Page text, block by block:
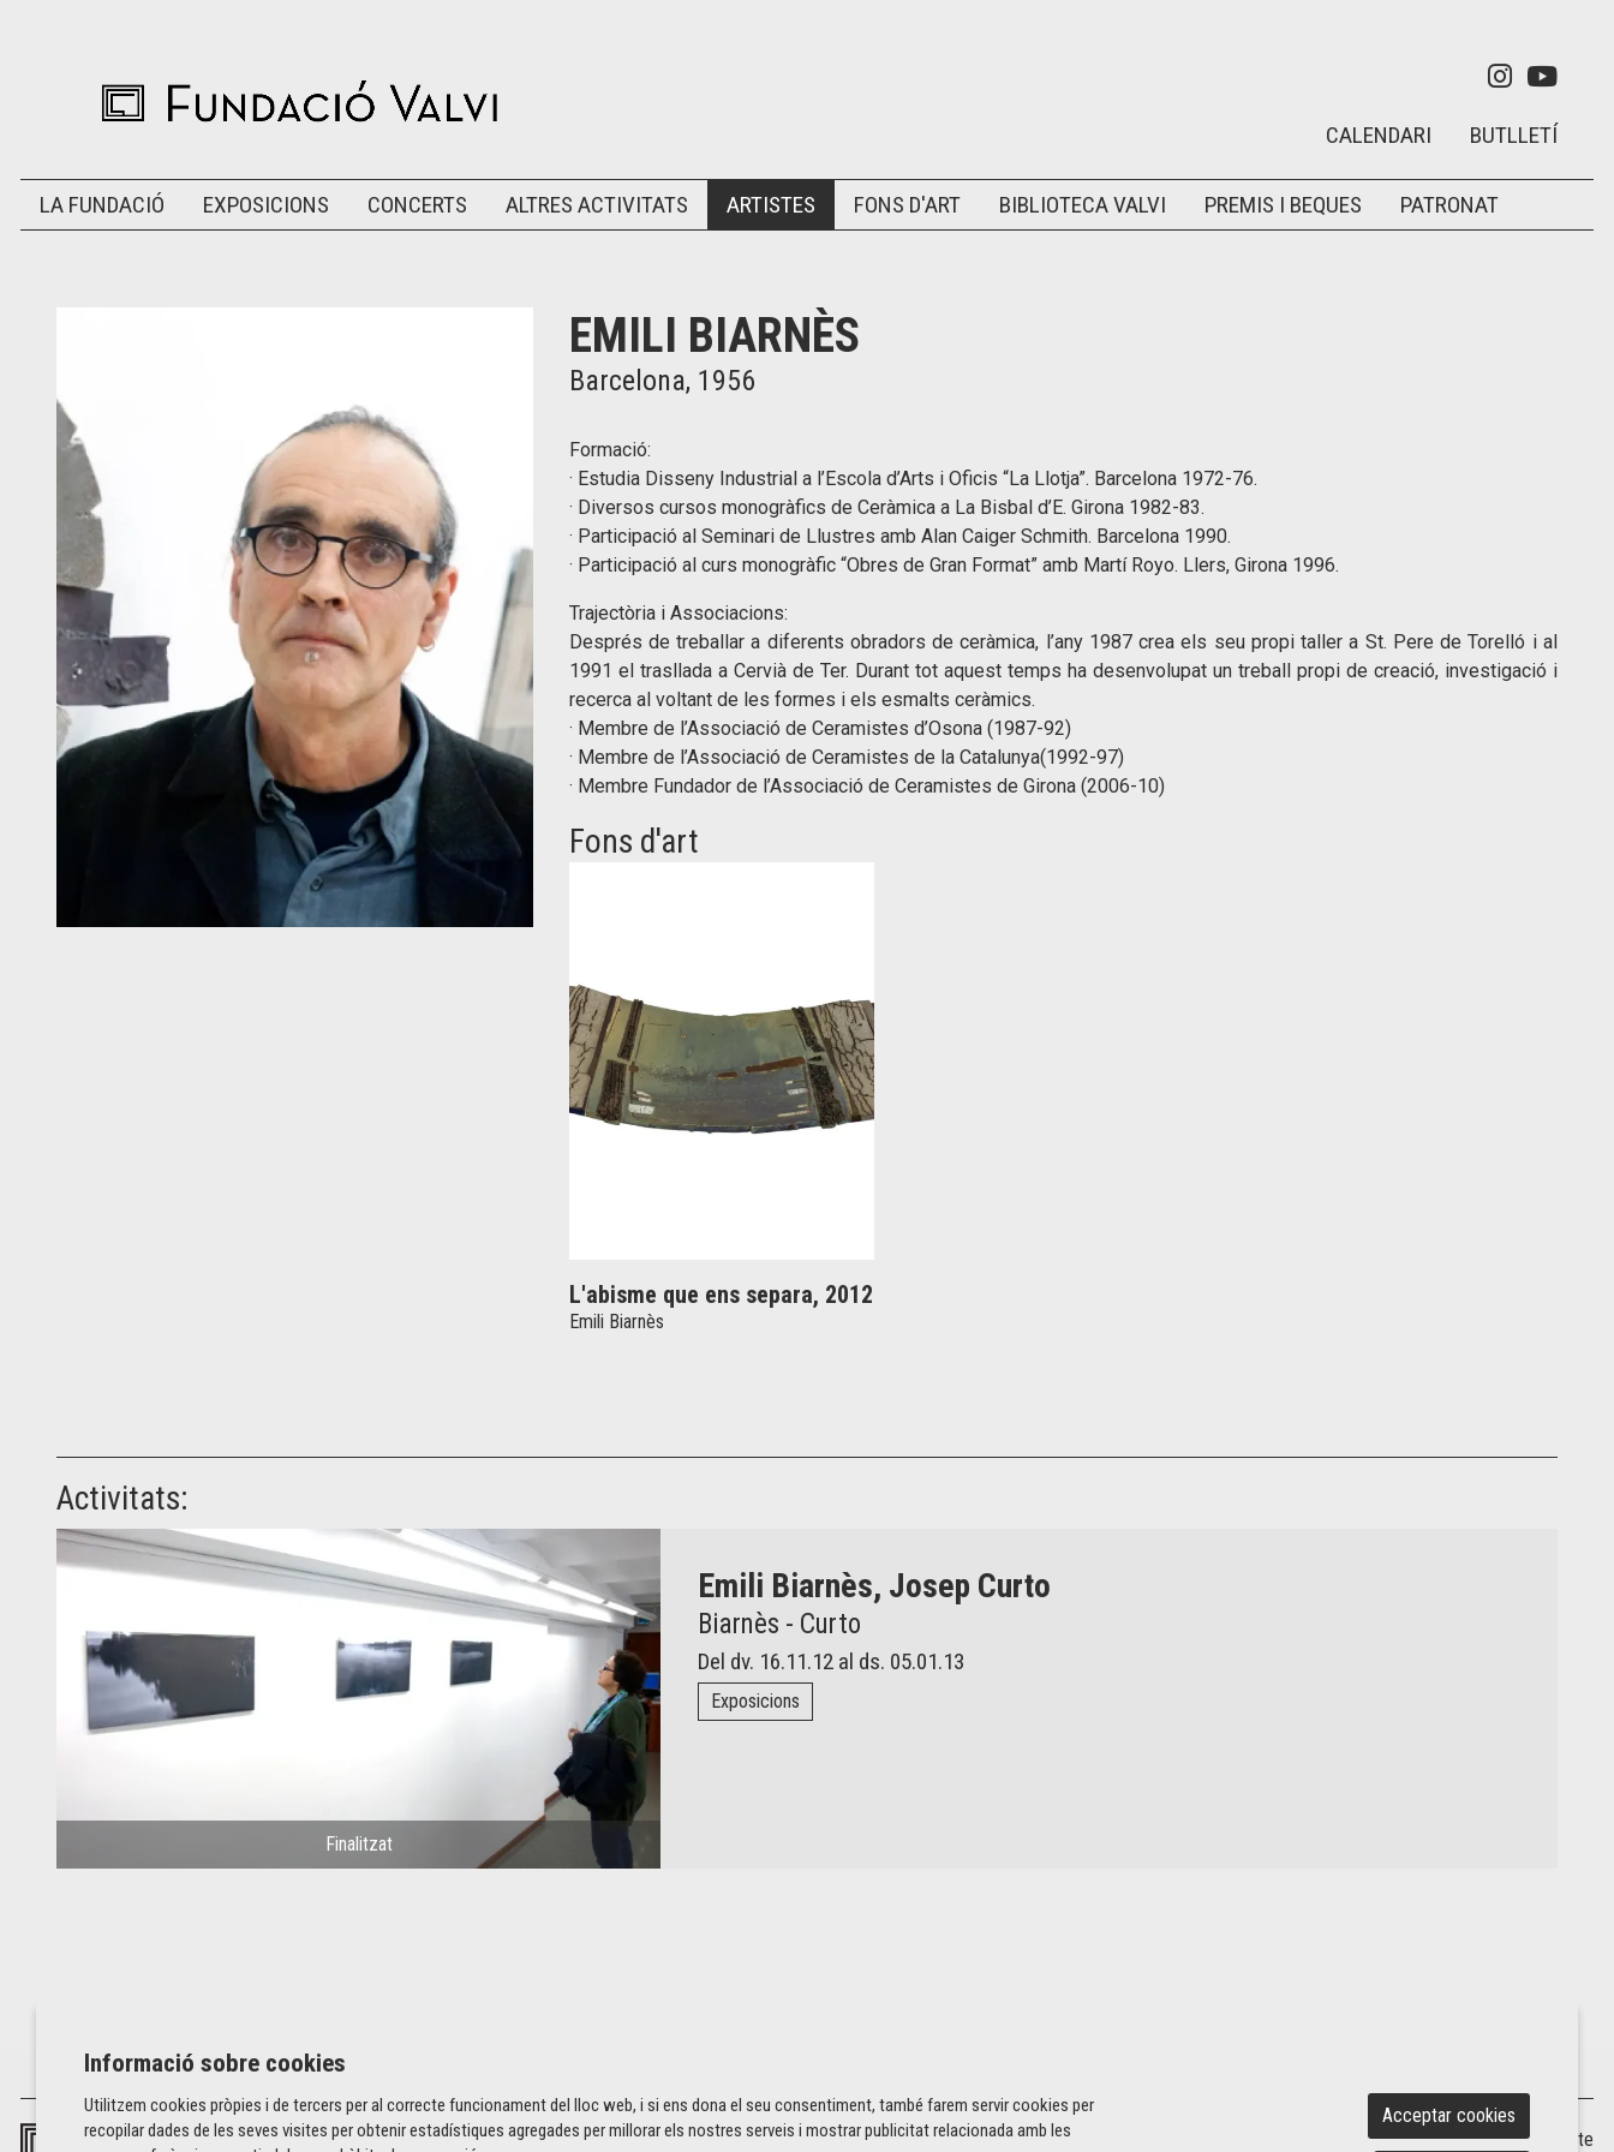
Link aLink
BUTLLETÍ
CALENDARI
LA FUNDACIÓ EXPOSICIONS CONCERTS ALTRES ACTIVITATS ARTISTES FONS D'ART BIBLIOTECA VALVI PREMIS I BEQUES PATRONAT
EMILI BIARNÈS
Barcelona, 1956
Formació:
· Estudia Disseny Industrial a l’Escola d’Arts i Oficis “La Llotja”. Barcelona 1972-76.
· Diversos cursos monogràfics de Ceràmica a La Bisbal d’E. Girona 1982-83.
· Participació al Seminari de Llustres amb Alan Caiger Schmith. Barcelona 1990.
· Participació al curs monogràfic “Obres de Gran Format” amb Martí Royo. Llers, Girona 1996.
Trajectòria i Associacions:
Després de treballar a diferents obradors de ceràmica, l’any 1987 crea els seu propi taller a St. Pere de Torelló i al
1991 el trasllada a Cervià de Ter. Durant tot aquest temps ha desenvolupat un treball propi de creació, investigació i
recerca al voltant de les formes i els esmalts ceràmics.
· Membre de l’Associació de Ceramistes d’Osona (1987-92)
· Membre de l’Associació de Ceramistes de la Catalunya(1992-97)
· Membre Fundador de l’Associació de Ceramistes de Girona (2006-10)
Fons d'art
L'abisme que ens separa, 2012
Emili Biarnès
Activitats:
Finalitzat
Emili Biarnès, Josep Curto
Biarnès - Curto
Del dv. 16.11.12 al ds. 05.01.13
Exposicions
Avís Legal | Ús de Cookies | Contacte
Informació sobre cookies
Utilitzem cookies pròpies i de tercers per al correcte funcionament del lloc web, i si ens dona el seu consentiment, també farem servir cookies per
recopilar dades de les seves visites per obtenir estadístiques agregades per millorar els nostres serveis i mostrar publicitat relacionada amb les
Acceptar cookies